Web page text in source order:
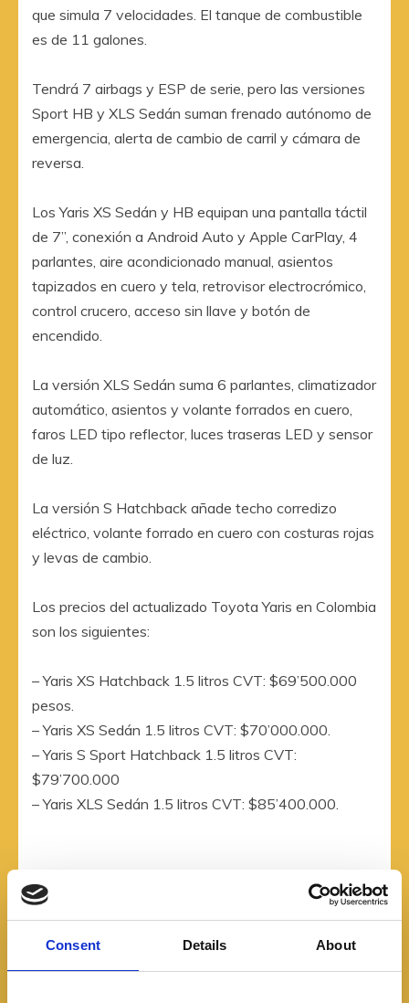
Consent Details About
que simula 7 velocidades. El tanque de combustible
es de 11 galones.
Tendrá 7 airbags y ESP de serie, pero las versiones
Sport HB y XLS Sedán suman frenado autónomo de
emergencia, alerta de cambio de carril y cámara de
reversa.
Los Yaris XS Sedán y HB equipan una pantalla táctil
de 7”, conexión a Android Auto y Apple CarPlay, 4
parlantes, aire acondicionado manual, asientos
tapizados en cuero y tela, retrovisor electrocrómico,
control crucero, acceso sin llave y botón de
encendido.
La versión XLS Sedán suma 6 parlantes, climatizador
automático, asientos y volante forrados en cuero,
faros LED tipo reflector, luces traseras LED y sensor
de luz.
La versión S Hatchback añade techo corredizo
eléctrico, volante forrado en cuero con costuras rojas
y levas de cambio.
Los precios del actualizado Toyota Yaris en Colombia
son los siguientes:
– Yaris XS Hatchback 1.5 litros CVT: $69’500.000
pesos.
– Yaris XS Sedán 1.5 litros CVT: $70’000.000.
– Yaris S Sport Hatchback 1.5 litros CVT:
$79’700.000
– Yaris XLS Sedán 1.5 litros CVT: $85’400.000.
Facebook Twitter Pinterest